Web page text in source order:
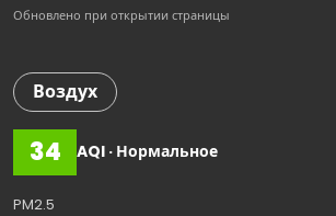
Обновлено при открытии страницы
Воздух
34 AQI · Нормальное
PM2.5